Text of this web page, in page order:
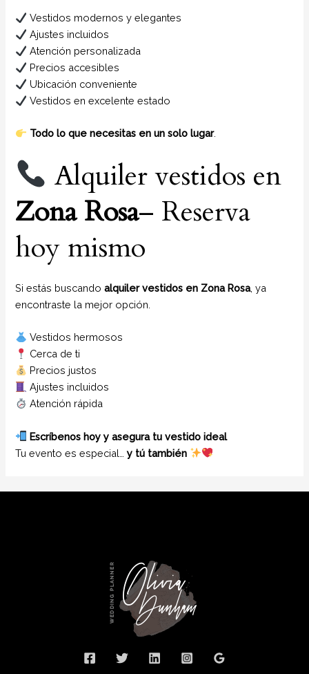
Vestidos modernos y elegantes
Ajustes incluidos
Atención personalizada
Precios accesibles
Ubicación conveniente
Vestidos en excelente estado
Todo lo que necesitas en un solo lugar.
Alquiler vestidos en
Zona Rosa– Reserva
hoy mismo
Si estás buscandoalquiler vestidos en Zona Rosa, ya
encontraste la mejor opción.
Vestidos hermosos
Cerca de ti
Precios justos
Ajustes incluidos
Atención rápida
Escríbenos hoy y asegura tu vestido ideal
Tu evento es especial…y tú también